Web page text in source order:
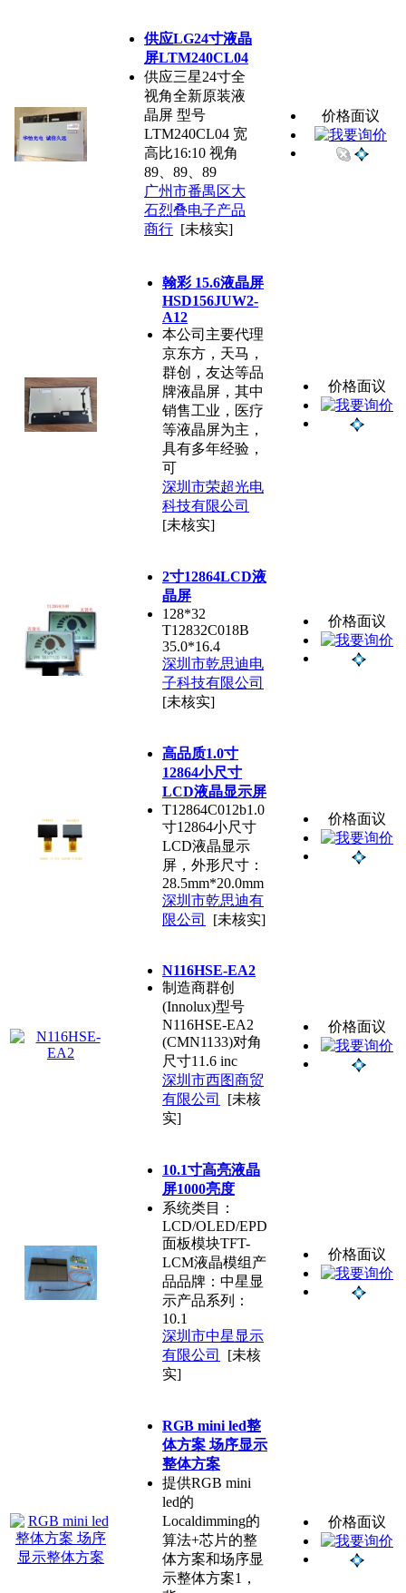
供应LG24寸液晶
屏LTM240CL04
供应三星24寸全
视角全新原装液
晶屏 型号
LTM240CL04 宽
高比16:10 视角
89、89、89
广州市番禺区大
石烈叠电子产品
商行 [未核实]
价格面议
翰彩 15.6液晶屏
HSD156JUW2-
A12
本公司主要代理
京东方，天马，
群创，友达等品
牌液晶屏，其中
销售工业，医疗
等液晶屏为主，
具有多年经验，
可
深圳市荣超光电
科技有限公司
[未核实]
价格面议
2寸12864LCD液
晶屏
128*32
T12832C018B
35.0*16.4
深圳市乾思迪电
子科技有限公司
[未核实]
价格面议
高品质1.0寸
12864小尺寸
LCD液晶显示屏
T12864C012b1.0
寸12864小尺寸
LCD液晶显示
屏，外形尺寸：
28.5mm*20.0mm
深圳市乾思迪有
限公司
[未核实]
价格面议
N116HSE-EA2
制造商群创
(Innolux)型号
N116HSE-EA2
(CMN1133)对角
尺寸11.6 inc
深圳市西图商贸
有限公司
[未核
实]
价格面议
10.1寸高亮液晶
屏1000亮度
系统类目：
LCD/OLED/EPD
面板模块TFT-
LCM液晶模组产
品品牌：中星显
示产品系列：
10.1
深圳市中星显示
有限公司
[未核
实]
价格面议
RGB mini led整
体方案 场序显示
整体方案
提供RGB mini
led的
Localdimming的
算法+芯片的整
体方案和场序显
示整体方案1，
价格面议